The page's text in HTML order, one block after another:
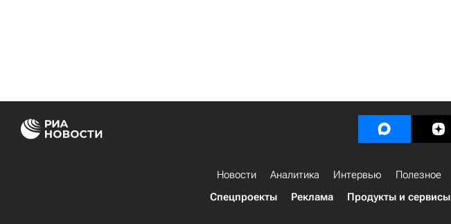
Новости Аналитика Интервью Полезное
Спецпроекты
Реклама Продукты и сервисы